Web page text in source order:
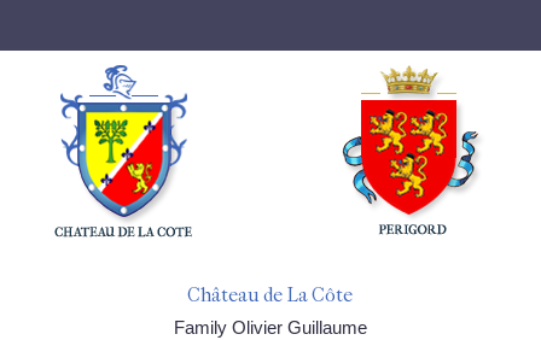
Château de La Côte
Family Olivier Guillaume